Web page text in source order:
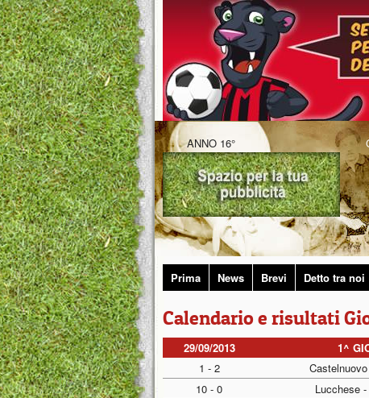
ANNO 16°
Prima News Brevi Detto tra noi
Calendario e risultati
29/09/2013 1^
1 - 2
10 - 0
Lucchese